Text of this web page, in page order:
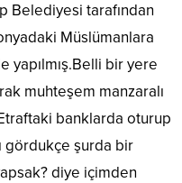
Belediyesi tarafından
Müslümanlara
yapılmış.Belli bir yere
muhteşem manzaralı
banklarda oturup
gördukçe şurda bir
diye içimden